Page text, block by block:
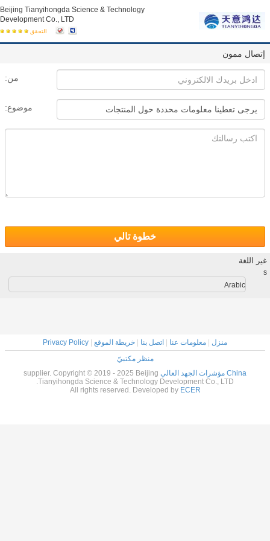
Beijing Tianyihongda Science & Technology
Development Co., LTD
التحقق
إتصال ممون
من:
موضوع:
خطوة تالي
غير اللغة
s
Arabic
منزل معلومات عنا اتصل بنا خريطة الموقع
Privacy Policy
منظر مكتبيّ
China مؤشرات الجهد العالي
supplier. Copyright © 2019 - 2025 Beijing
Tianyihongda Science & Technology Development Co., LTD.
All rights reserved. Developed by ECER